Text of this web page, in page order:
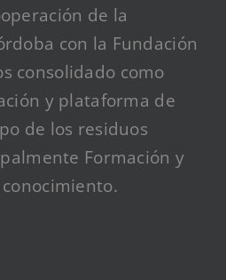
de la
con la Fundación
consolidado como
y plataforma de
de los residuos
Formación y